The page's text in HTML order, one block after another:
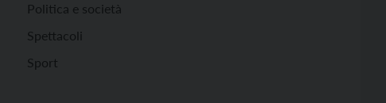
Politica e società
Spettacoli
Sport